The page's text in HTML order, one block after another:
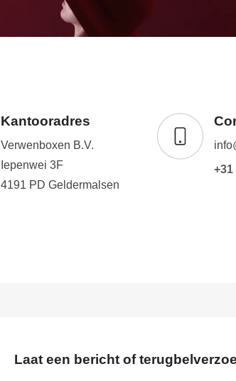
Kantooradres
Verwenboxen B.V.
Iepenwei 3F
4191 PD Geldermalsen
+31
Laat een bericht of